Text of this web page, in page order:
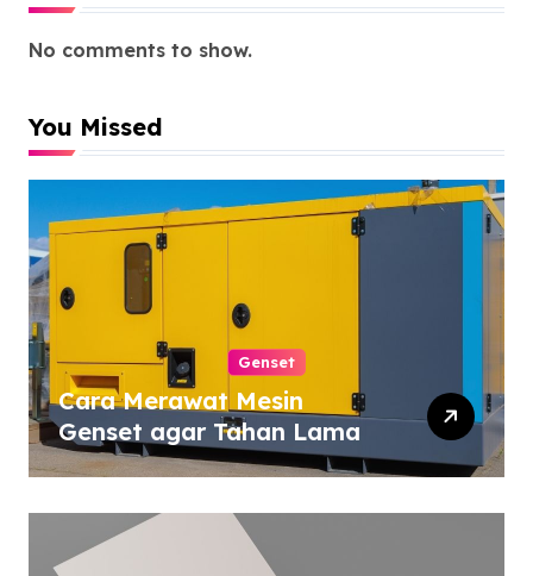
No comments to show.
You Missed
Genset
Cara Merawat Mesin
Genset agar Tahan Lama